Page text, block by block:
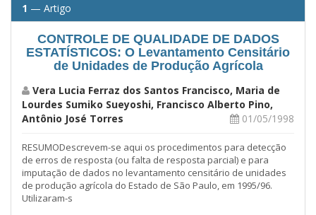
1 — Artigo
CONTROLE DE QUALIDADE DE DADOS
ESTATÍSTICOS: O Levantamento Censitário
de Unidades de Produção Agrícola
Vera Lucia Ferraz dos Santos Francisco, Maria de
Lourdes Sumiko Sueyoshi, Francisco Alberto Pino,
Antônio José Torres
01/05/1998
RESUMODescrevem-se aqui os procedimentos para detecção
de erros de resposta (ou falta de resposta parcial) e para
imputação de dados no levantamento censitário de unidades
de produção agrícola do Estado de São Paulo, em 1995/96.
Utilizaram-s